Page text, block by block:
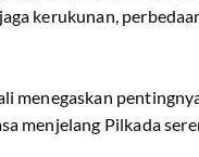
kerukunan,
menegaskan
menjelang Pilkada